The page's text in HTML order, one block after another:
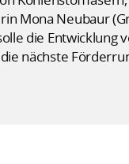
Mona Neubaur
die Entwicklung
nächste